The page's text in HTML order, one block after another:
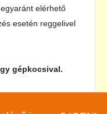
elérhető
esetén reggelivel
gépkocsival.